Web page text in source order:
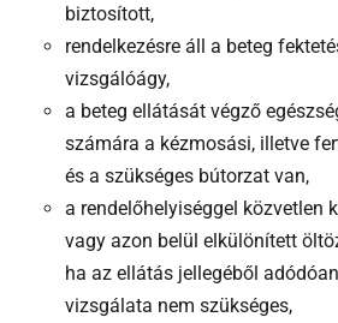
biztosított,
rendelkezésre áll a beteg
vizsgálóágy,
a beteg ellátását végző
számára a kézmosási, illetve
és a szükséges bútorzat van,
a rendelőhelyiséggel közvetlen
vagy azon belül elkülönített
ha az ellátás jellegéből
vizsgálata nem szükséges,